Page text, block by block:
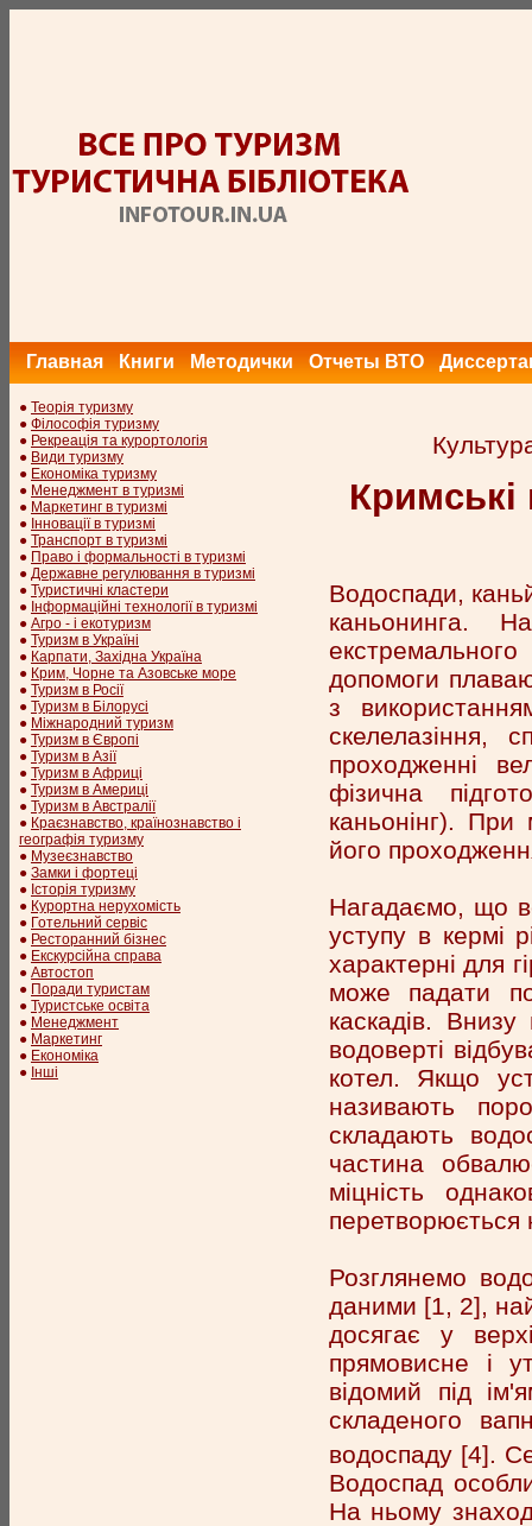
Главная Книги Методички Отчеты ВТО
● Теорія туризму
● Філософія туризму
● Рекреація та курортологія
● Види туризму
● Економіка туризму
● Менеджмент в туризмі
● Маркетинг в туризмі
● Інновації в туризмі
● Транспорт в туризмі
● Право і формальності в туризмі
● Державне регулювання в туризмі
● Туристичні кластери
● Інформаційні технології в туризмі
● Агро - і екотуризм
● Туризм в Україні
● Карпати, Західна Україна
● Крим, Чорне та Азовське море
● Туризм в Росії
● Туризм в Білорусі
● Міжнародний туризм
● Туризм в Європі
● Туризм в Азії
● Туризм в Африці
● Туризм в Америці
● Туризм в Австралії
● Краєзнавство, країнознавство і
географія туризму
● Музеєзнавство
● Замки і фортеці
● Історія туризму
● Курортна нерухомість
● Готельний сервіс
● Ресторанний бізнес
● Екскурсійна справа
● Автостоп
● Поради туристам
● Туристське освіта
● Менеджмент
● Маркетинг
● Економіка
● Інші
Водоспади,
каньонинга.
допомоги
з
скелелазіння,
проходженні
фізична
каньонінг).
його
Нагадаємо, що
уступу в кермі
характерні для
може падати по
каскадів.
водоверті
котел. Якщо
називають
складають
частина
міцність
перетворюється
Розглянемо
даними [1, 2],
досягає у
прямовисне і
відомий під
складеного
водоспаду [4].
Водоспад
На ньому